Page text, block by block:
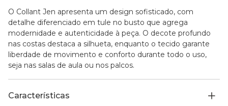
O Collant Jen apresenta um design sofisticado, com
detalhe diferenciado em tule no busto que agrega
modernidade e autenticidade à peça. O decote profundo
nas costas destaca a silhueta, enquanto o tecido garante
liberdade de movimento e conforto durante todo o uso,
seja nas salas de aula ou nos palcos.
Características